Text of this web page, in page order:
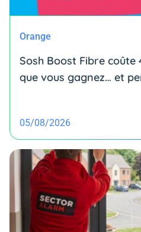
Orange
Sosh Boost Fibre coûte
que vous gagnez… et
05/08/2026